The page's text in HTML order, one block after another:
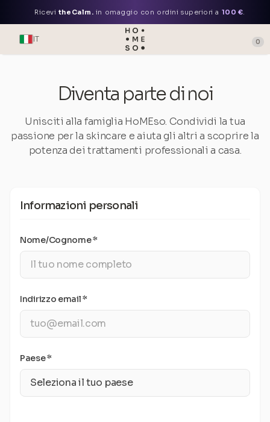
Ricevi theCalm. in omaggio con ordini superiori a 100 €.
IT 0
Diventa parte di noi
Unisciti alla famiglia HoMEso. Condividi la tua
passione per la skincare e aiuta gli altri a scoprire la
potenza dei trattamenti professionali a casa.
Informazioni personali
Nome/Cognome *
Indirizzo email *
Paese *